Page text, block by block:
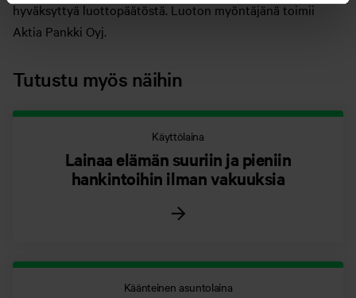
hyväksyttyä luottopäätöstä. Luoton myöntäjänä toimii
Aktia Pankki Oyj.
Tutustu myös näihin
Käyttölaina
Lainaa elämän suuriin ja pieniin
hankintoihin ilman vakuuksia
Käänteinen asuntolaina